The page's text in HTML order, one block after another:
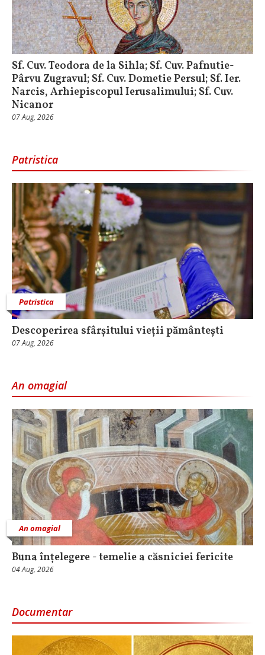
Sf. Cuv. Teodora de la Sihla; Sf. Cuv. Pafnutie-
Pârvu Zugravul; Sf. Cuv. Dometie Persul; Sf. Ier.
Narcis, Arhiepiscopul Ierusalimului; Sf. Cuv.
Nicanor
07 Aug, 2026
Patristica
Patristica
Descoperirea sfârșitului vieții pământești
07 Aug, 2026
An omagial
An omagial
Buna înțelegere - temelie a căsniciei fericite
04 Aug, 2026
Documentar